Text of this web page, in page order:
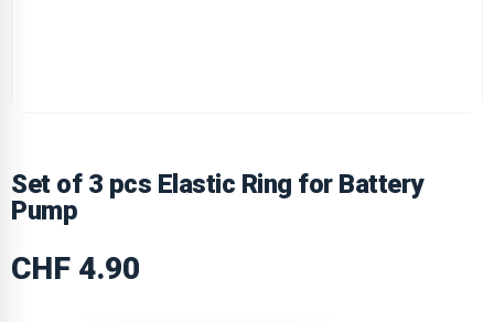
Set of 3 pcs Elastic Ring for Battery
Pump
CHF 4.90